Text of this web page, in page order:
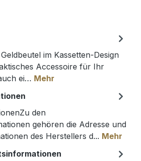
im Kassetten-Design
Accessoire für Ihr
ei… Mehr
den
gehören die Adresse und
des Herstellers d... Mehr